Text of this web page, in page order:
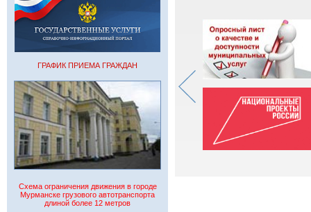
ГРАФИК ПРИЕМА ГРАЖДАН
Схема ограничения движения в городе
Мурманске грузового автотранспорта
длиной более 12 метров